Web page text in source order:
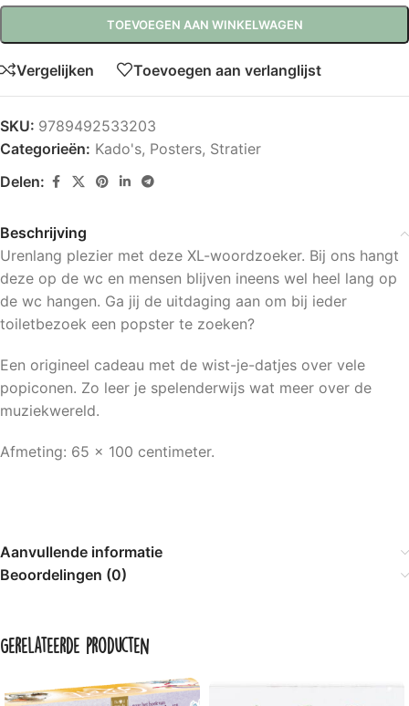
TOEVOEGEN AAN WINKELWAGEN
Vergelijken Toevoegen aan verlanglijst
SKU: 9789492533203
Categorieën: Kado's, Posters, Stratier
Delen:
Beschrijving
Urenlang plezier met deze XL-woordzoeker. Bij ons hangt
deze op de wc en mensen blijven ineens wel heel lang op
de wc hangen. Ga jij de uitdaging aan om bij ieder
toiletbezoek een popster te zoeken?
Een origineel cadeau met de wist-je-datjes over vele
popiconen. Zo leer je spelenderwijs wat meer over de
muziekwereld.
Afmeting: 65 x 100 centimeter.
Aanvullende informatie
Beoordelingen (0)
Gerelateerde producten